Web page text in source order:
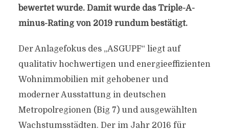
bewertet wurde. Damit wurde das Triple-A-
minus-Rating von 2019 rundum bestätigt.
Der Anlagefokus des „ASGUPF“ liegt auf
qualitativ hochwertigen und energieeffizienten
Wohnimmobilien mit gehobener und
moderner Ausstattung in deutschen
Metropolregionen (Big 7) und ausgewählten
Wachstumsstädten. Der im Jahr 2016 für